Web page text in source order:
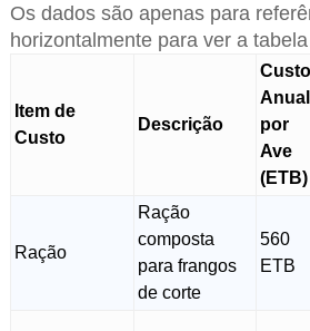
Os dados são apenas para
horizontalmente para ver a
Item de
Custo
Descrição
Custo
Anual
por
Ave
(ETB)
Ração
Ração
composta
para frangos
de corte
560
ETB